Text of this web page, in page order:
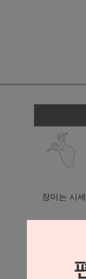
장미는 시